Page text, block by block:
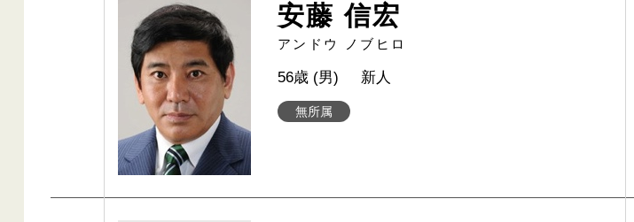
安藤 信宏
アンドウ ノブヒロ
無所属
56歳 (男) 新人